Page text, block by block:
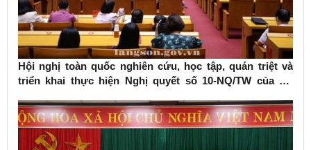
Hội nghị toàn quốc nghiên cứu, học tập, quán triệt và
triển khai thực hiện Nghị quyết số 10-NQ/TW của Bộ